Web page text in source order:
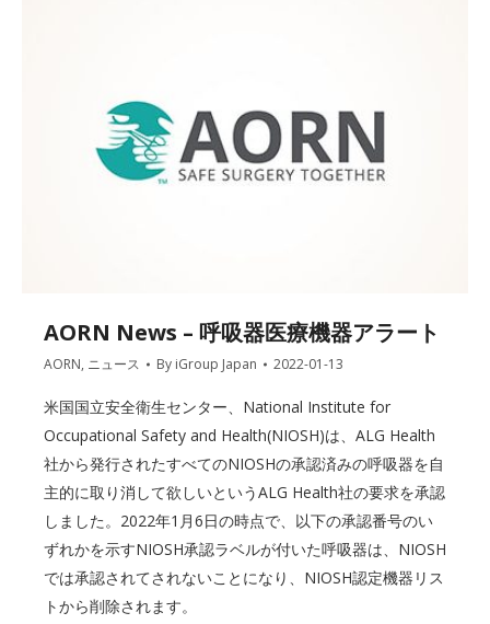
AORN News – 呼吸器医療機器アラート
AORN, ニュース By iGroup Japan 2022-01-13
米国国立安全衛生センター、National Institute for
Occupational Safety and Health(NIOSH)は、ALG Health
社から発行されたすべてのNIOSHの承認済みの呼吸器を自
主的に取り消して欲しいというALG Health社の要求を承認
しました。2022年1月6日の時点で、以下の承認番号のい
ずれかを示すNIOSH承認ラベルが付いた呼吸器は、NIOSH
では承認されてされないことになり、NIOSH認定機器リス
トから削除されます。